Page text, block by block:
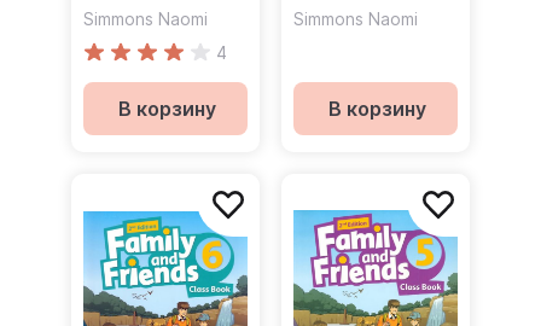
Book Учебник
Simmons Naomi
4
В корзину
Edition Starter
Учебник
Simmons Naomi
В корзину